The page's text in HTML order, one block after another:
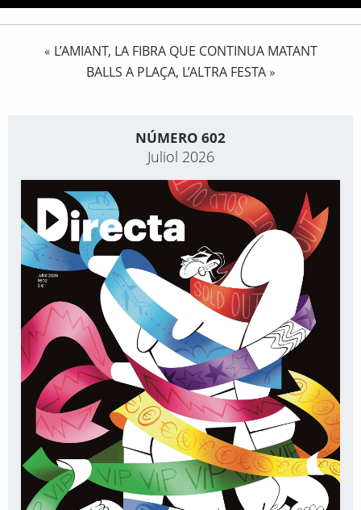
« L’AMIANT, LA FIBRA QUE CONTINUA MATANT
BALLS A PLAÇA, L’ALTRA FESTA»
NÚMERO 602
Juliol 2026